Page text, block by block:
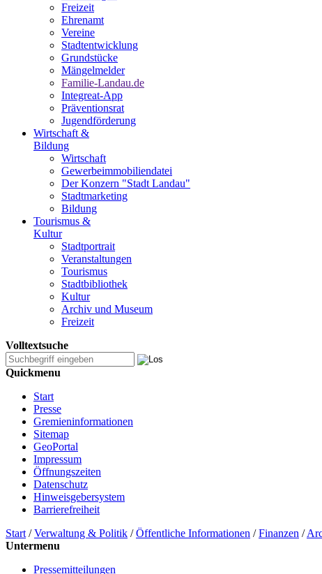
Freizeit
Ehrenamt
Vereine
Stadtentwicklung
Grundstücke
Mängelmelder
Familie-Landau.de
Integreat-App
Präventionsrat
Jugendförderung
Wirtschaft &
Bildung
Wirtschaft
Gewerbeimmobiliendatei
Der Konzern "Stadt Landau"
Stadtmarketing
Bildung
Tourismus &
Kultur
Stadtportrait
Veranstaltungen
Tourismus
Stadtbibliothek
Kultur
Archiv und Museum
Freizeit
Volltextsuche
Quickmenu
Start
Presse
Gremieninformationen
Sitemap
GeoPortal
Impressum
Öffnungszeiten
Datenschutz
Hinweisgebersystem
Barrierefreiheit
Start /Verwaltung & Politik /Öffentliche Informationen /Finanzen /
Untermenu
Pressemitteilungen